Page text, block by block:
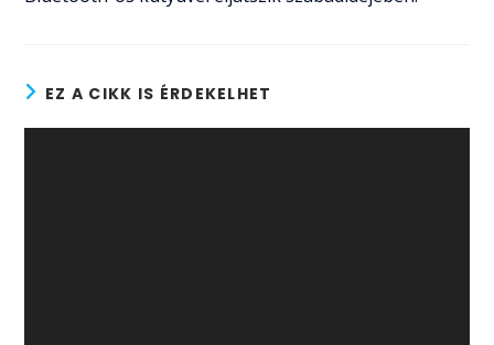
EZ A CIKK IS ÉRDEKELHET